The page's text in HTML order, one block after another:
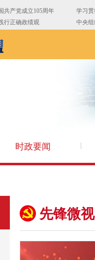
时政要闻
先锋微视